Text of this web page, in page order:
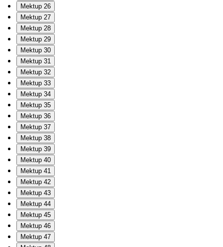
Mektup 26
Mektup 27
Mektup 28
Mektup 29
Mektup 30
Mektup 31
Mektup 32
Mektup 33
Mektup 34
Mektup 35
Mektup 36
Mektup 37
Mektup 38
Mektup 39
Mektup 40
Mektup 41
Mektup 42
Mektup 43
Mektup 44
Mektup 45
Mektup 46
Mektup 47